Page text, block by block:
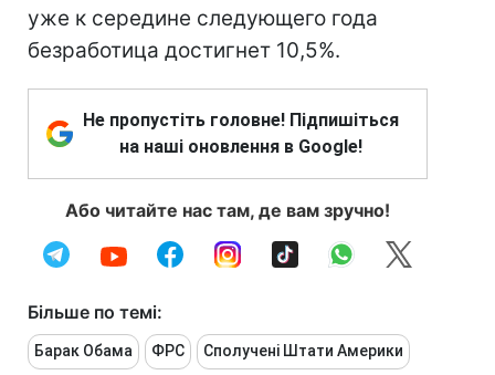
уже к середине следующего года
безработица достигнет 10,5%.
Не пропустіть головне! Підпишіться
на наші оновлення в Google!
Або читайте нас там, де вам зручно!
Більше по темі:
Барак Обама ФРС Сполучені Штати Америки